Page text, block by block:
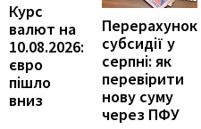
Курс
валют на
10.08.2026:
євро
пішло
вниз
Перерахунок
субсидії у
серпні: як
перевірити
нову суму
через ПФУ